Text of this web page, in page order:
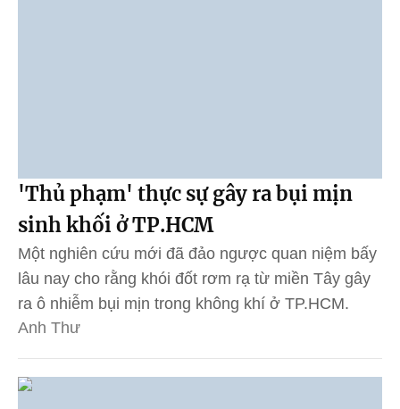
'Thủ phạm' thực sự gây ra bụi mịn
sinh khối ở TP.HCM
Một nghiên cứu mới đã đảo ngược quan niệm bấy
lâu nay cho rằng khói đốt rơm rạ từ miền Tây gây
ra ô nhiễm bụi mịn trong không khí ở TP.HCM.
Anh Thư